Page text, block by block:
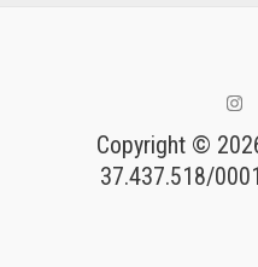
Copyright ©
37.437.518/